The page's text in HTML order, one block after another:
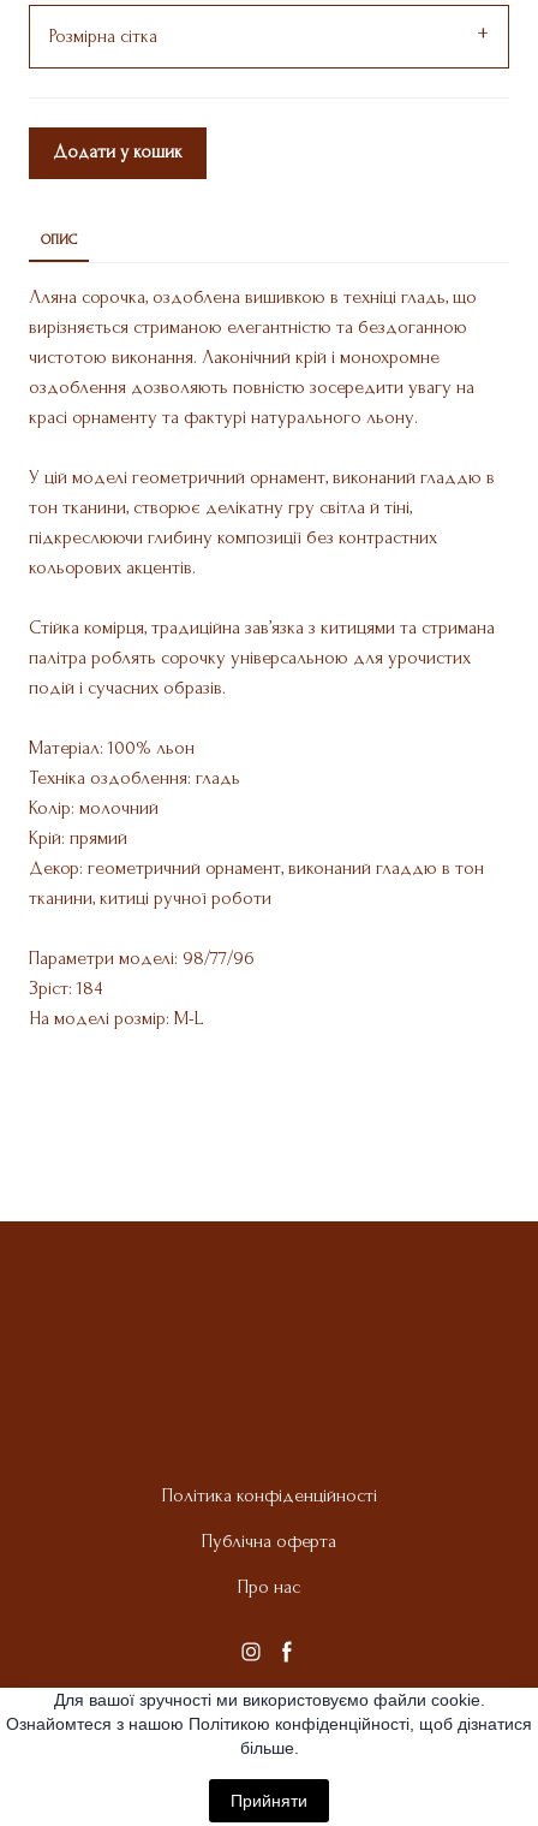
Розмірна сітка
Додати у кошик
ОПИС
Лляна сорочка, оздоблена вишивкою в техніці гладь, що
вирізняється стриманою елегантністю та бездоганною
чистотою виконання. Лаконічний крій і монохромне
оздоблення дозволяють повністю зосередити увагу на
красі орнаменту та фактурі натурального льону.
У цій моделі геометричний орнамент, виконаний гладдю в
тон тканини, створює делікатну гру світла й тіні,
підкреслюючи глибину композиції без контрастних
кольорових акцентів.
Стійка комірця, традиційна зав’язка з китицями та стримана
палітра роблять сорочку універсальною для урочистих
подій і сучасних образів.
Матеріал: 100% льон
Техніка оздоблення: гладь
Колір: молочний
Крій: прямий
Декор: геометричний орнамент, виконаний гладдю в тон
тканини, китиці ручної роботи
Параметри моделі: 98/77/96
Зріст: 184
На моделі розмір: M-L
Політика конфіденційності
Публічна оферта
Про нас
All rights Reserved
Для вашої зручності ми використовуємо файли cookie.
Ознайомтеся з нашою Політикою конфіденційності, щоб дізнатися
більше.
Прийняти